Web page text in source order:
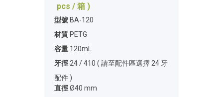
pcs / 箱 )
型號 BA-120
材質 PETG
容量 120mL
牙徑 24 / 410 ( 請至配件區選擇 24 牙
配件 )
直徑Ø40 mm